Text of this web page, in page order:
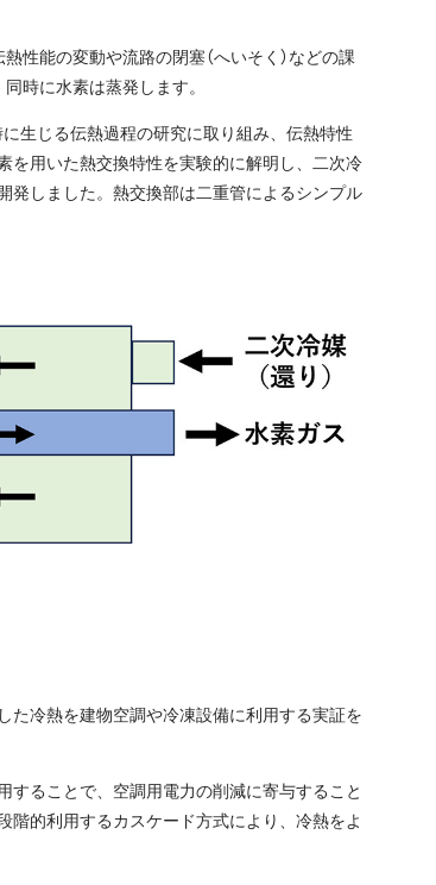
性能の変動や流路の閉塞（へいそく）などの課
時に水素は蒸発します。
生じる伝熱過程の研究に取り組み、伝熱特性
を用いた熱交換特性を実験的に解明し、二次冷
発しました。熱交換部は二重管によるシンプル
冷熱を建物空調や冷凍設備に利用する実証を
ることで、空調用電力の削減に寄与すること
的利用するカスケード方式により、冷熱をよ